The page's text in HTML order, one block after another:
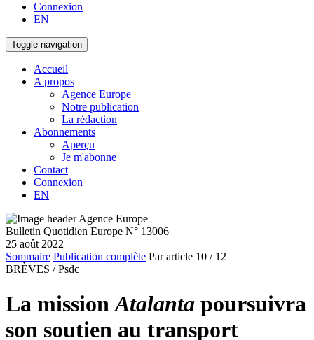
Connexion
EN
Toggle navigation
Accueil
A propos
Agence Europe
Notre publication
La rédaction
Abonnements
Aperçu
Je m'abonne
Contact
Connexion
EN
Bulletin Quotidien Europe N° 13006
25 août 2022
Sommaire Publication complète Par article 10 / 12
BRÈVES / Psdc
La missionAtalanta poursuivra
son soutien au transport